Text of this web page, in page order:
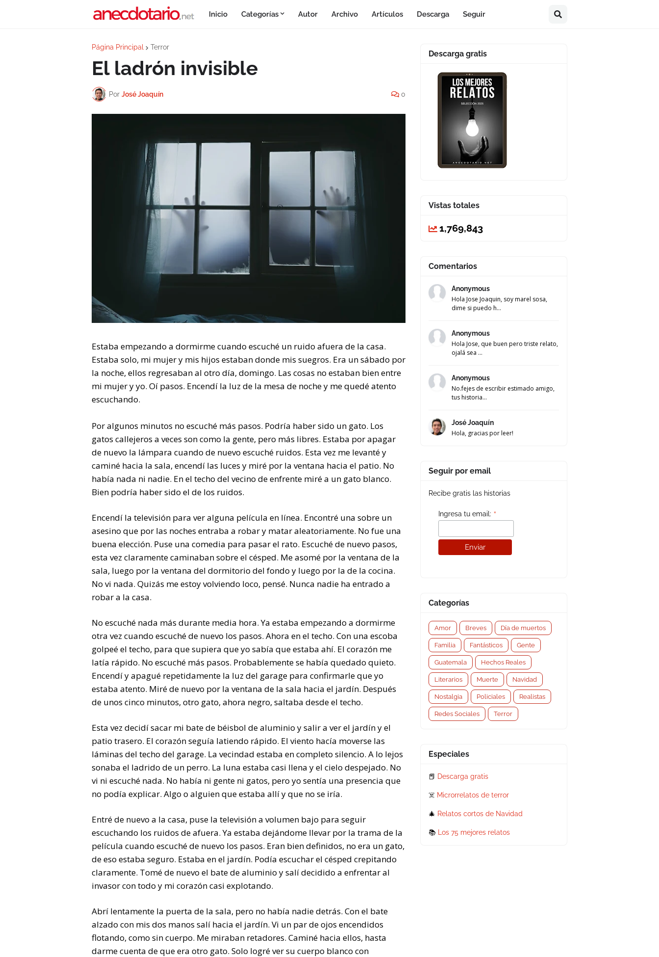
Inicio Categorías Autor Archivo Artículos Descarga Seguir
Página Principal Terror
El ladrón invisible
Por José Joaquín 0
Estaba empezando a dormirme cuando escuché un ruido afuera de la casa.
Estaba solo, mi mujer y mis hijos estaban donde mis suegros. Era un sábado por
la noche, ellos regresaban al otro día, domingo. Las cosas no estaban bien entre
mi mujer y yo. Oí pasos. Encendí la luz de la mesa de noche y me quedé atento
escuchando.
Por algunos minutos no escuché más pasos. Podría haber sido un gato. Los
gatos callejeros a veces son como la gente, pero más libres. Estaba por apagar
de nuevo la lámpara cuando de nuevo escuché ruidos. Esta vez me levanté y
caminé hacia la sala, encendí las luces y miré por la ventana hacia el patio. No
había nada ni nadie. En el techo del vecino de enfrente miré a un gato blanco.
Bien podría haber sido el de los ruidos.
Encendí la televisión para ver alguna película en línea. Encontré una sobre un
asesino que por las noches entraba a robar y matar aleatoriamente. No fue una
buena elección. Puse una comedia para pasar el rato. Escuché de nuevo pasos,
esta vez claramente caminaban sobre el césped. Me asomé por la ventana de la
sala, luego por la ventana del dormitorio del fondo y luego por la de la cocina.
No vi nada. Quizás me estoy volviendo loco, pensé. Nunca nadie ha entrado a
robar a la casa.
No escuché nada más durante media hora. Ya estaba empezando a dormirme
otra vez cuando escuché de nuevo los pasos. Ahora en el techo. Con una escoba
golpeé el techo, para que supiera que yo sabía que estaba ahí. El corazón me
latía rápido. No escuché más pasos. Probablemente se había quedado quieto.
Encendí y apagué repetidamente la luz del garage para confirmarle que yo
estaba atento. Miré de nuevo por la ventana de la sala hacia el jardín. Después
de unos cinco minutos, otro gato, ahora negro, saltaba desde el techo.
Esta vez decidí sacar mi bate de béisbol de aluminio y salir a ver el jardín y el
patio trasero. El corazón seguía latiendo rápido. El viento hacía moverse las
láminas del techo del garage. La vecindad estaba en completo silencio. A lo lejos
sonaba el ladrido de un perro. La luna estaba casi llena y el cielo despejado. No
vi ni escuché nada. No había ni gente ni gatos, pero yo sentía una presencia que
no podía explicar. Algo o alguien que estaba allí y que no se iría.
Entré de nuevo a la casa, puse la televisión a volumen bajo para seguir
escuchando los ruidos de afuera. Ya estaba dejándome llevar por la trama de la
película cuando escuché de nuevo los pasos. Eran bien definidos, no era un gato,
de eso estaba seguro. Estaba en el jardín. Podía escuchar el césped crepitando
claramente. Tomé de nuevo el bate de aluminio y salí decidido a enfrentar al
invasor con todo y mi corazón casi explotando.
Abrí lentamente la puerta de la sala, pero no había nadie detrás. Con el bate
alzado con mis dos manos salí hacia el jardín. Vi un par de ojos encendidos
flotando, como sin cuerpo. Me miraban retadores. Caminé hacia ellos, hasta
darme cuenta de que era otro gato. Solo logré ver su cuerpo blanco con
Descarga gratis
Vistas totales
1,769,843
Comentarios
Anonymous
Hola Jose Joaquin, soy marel sosa,
dime si puedo h...
Anonymous
Hola Jose, que buen pero triste relato,
ojalá sea ...
Anonymous
No.fejes de escribir estimado amigo,
tus historia...
José Joaquín
Hola, gracias por leer!
Seguir por email
Recibe gratis las historias
Ingresa tu email: *
Categorías
Amor Breves Día de muertos
Familia Fantásticos Gente
Guatemala Hechos Reales
Literarios Muerte Navidad
Nostalgia Policiales Realistas
Redes Sociales Terror
Especiales
📕 Descarga gratis
☠️ Microrrelatos de terror
🎄 Relatos cortos de Navidad
📚 Los 75 mejores relatos